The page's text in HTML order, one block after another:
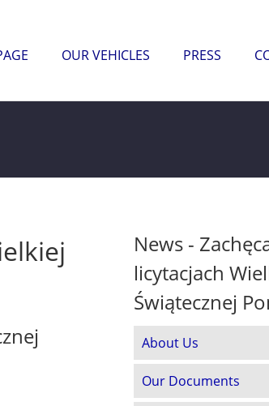
OUR VEHICLES PRESS
News -
licytacjach
Świątecznej
About Us
Our Documents